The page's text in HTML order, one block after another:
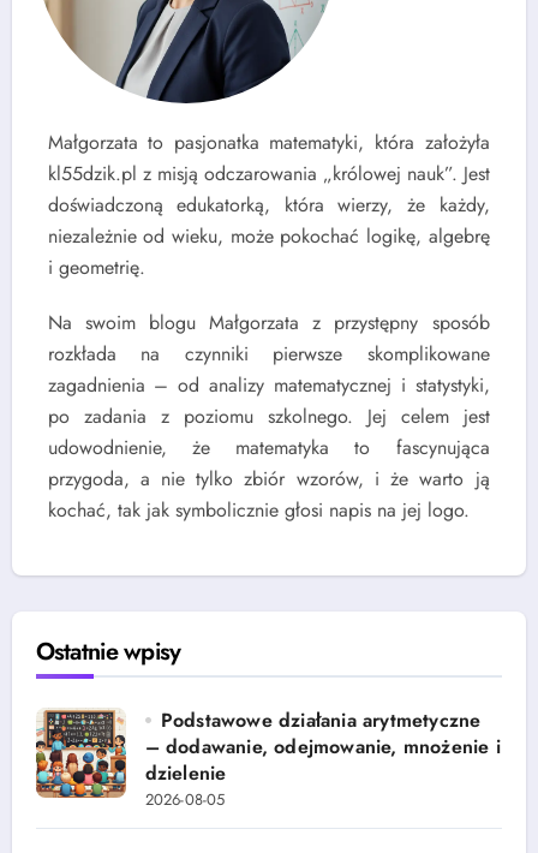
Małgorzata to pasjonatka matematyki, która założyła
kl55dzik.pl z misją odczarowania „królowej nauk”. Jest
doświadczoną edukatorką, która wierzy, że każdy,
niezależnie od wieku, może pokochać logikę, algebrę
i geometrię.
Na swoim blogu Małgorzata z przystępny sposób
rozkłada na czynniki pierwsze skomplikowane
zagadnienia – od analizy matematycznej i statystyki,
po zadania z poziomu szkolnego. Jej celem jest
udowodnienie, że matematyka to fascynująca
przygoda, a nie tylko zbiór wzorów, i że warto ją
kochać, tak jak symbolicznie głosi napis na jej logo.
Ostatnie wpisy
Podstawowe działania arytmetyczne
– dodawanie, odejmowanie, mnożenie i
dzielenie
2026-08-05